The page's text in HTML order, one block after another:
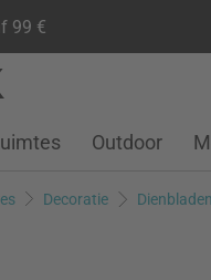
99 €
pagina-
zoekenOutdoor
Decoratie Dienbladen